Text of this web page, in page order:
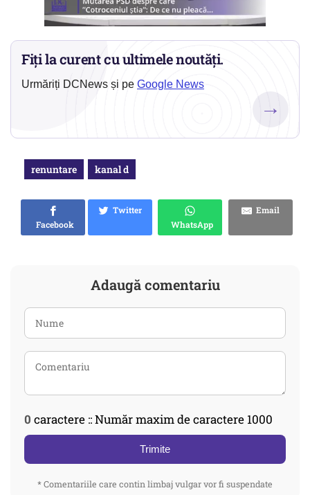
Fiți la curent cu ultimele noutăți.
Urmăriți DCNews și pe Google News
→
renuntare kanal d
Facebook
Twitter
WhatsApp
Email
Adaugă comentariu
0 caractere :: Număr maxim de caractere 1000
Trimite
* Comentariile care contin limbaj vulgar vor fi suspendate